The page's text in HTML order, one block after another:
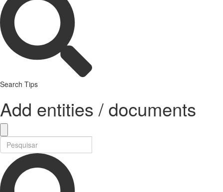
Search Tips
Add entities / documents